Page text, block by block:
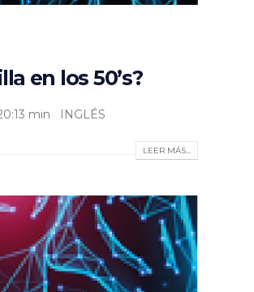
en los 50’s?
min INGLÉS
LEER MÁS...